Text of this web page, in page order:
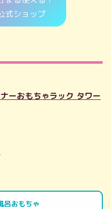
式ショップ
ーおもちゃラック タワー
呂おもちゃ